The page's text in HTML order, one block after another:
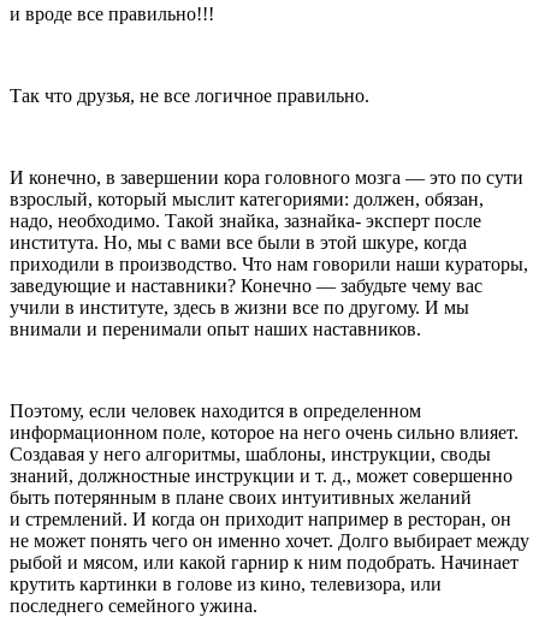
и вроде все правильно!!!
Так что друзья, не все логичное правильно.
И конечно, в завершении кора головного мозга — это по сути
взрослый, который мыслит категориями: должен, обязан,
надо, необходимо. Такой знайка, зазнайка- эксперт после
института. Но, мы с вами все были в этой шкуре, когда
приходили в производство. Что нам говорили наши кураторы,
заведующие и наставники? Конечно — забудьте чему вас
учили в институте, здесь в жизни все по другому. И мы
внимали и перенимали опыт наших наставников.
Поэтому, если человек находится в определенном
информационном поле, которое на него очень сильно влияет.
Создавая у него алгоритмы, шаблоны, инструкции, своды
знаний, должностные инструкции и т. д., может совершенно
быть потерянным в плане своих интуитивных желаний
и стремлений. И когда он приходит например в ресторан, он
не может понять чего он именно хочет. Долго выбирает между
рыбой и мясом, или какой гарнир к ним подобрать. Начинает
крутить картинки в голове из кино, телевизора, или
последнего семейного ужина.